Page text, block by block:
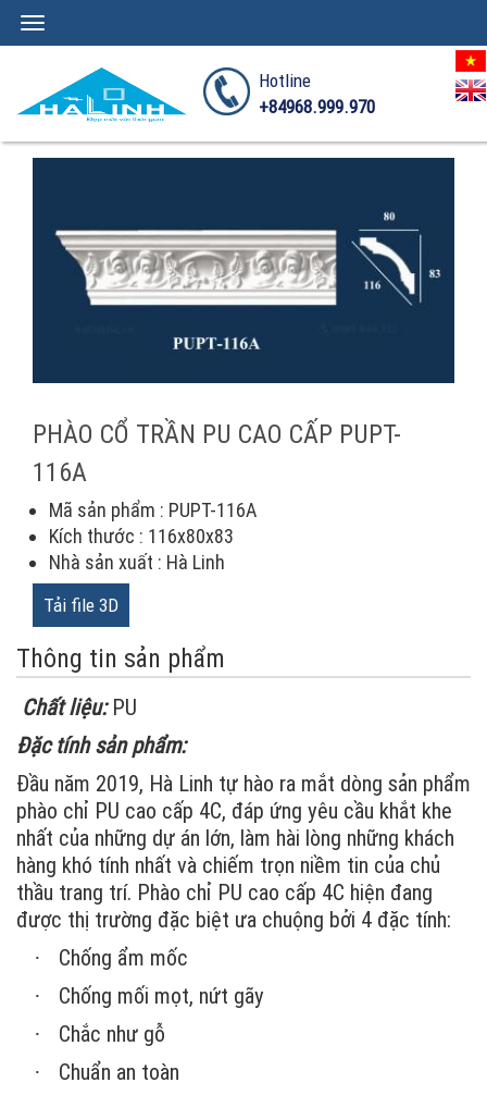
Hotline
+84968.999.970
Toggle
PHÀO CỔ TRẦN PU CAO CẤP PUPT-
116A
Mã sản phẩm : PUPT-116A
Kích thước : 116x80x83
Nhà sản xuất : Hà Linh
Tải file 3D
Thông tin sản phẩm
Chất liệu:PU
Đặc tính sản phẩm:
Đầu năm 2019, Hà Linh tự hào ra mắt dòng sản phẩm
phào chỉ PU cao cấp 4C, đáp ứng yêu cầu khắt khe
nhất của những dự án lớn, làm hài lòng những khách
hàng khó tính nhất và chiếm trọn niềm tin của chủ
thầu trang trí. Phào chỉ PU cao cấp 4C hiện đang
được thị trường đặc biệt ưa chuộng bởi 4 đặc tính:
· Chống ẩm mốc
· Chống mối mọt, nứt gãy
· Chắc như gỗ
·
Chuẩn an toàn